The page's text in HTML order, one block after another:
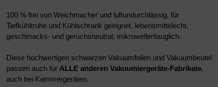
100 % frei von Weichmacher und luftundurchlässig, für
Tiefkühltruhe und Kühlschrank geeignet, lebensmittelecht,
geschmacks- und geruchsneutral, mikrowellentauglich.
Diese hochwertigen schwarzen Vakuumfolien und Vakuumbeutel
passen auch für ALLE anderen Vakuumiergeräte-Fabrikate,
auch bei Kammergeräten.